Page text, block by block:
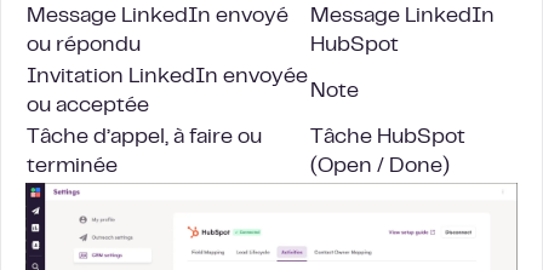
Message LinkedIn envoyé
ou répondu
Message LinkedIn
HubSpot
Invitation LinkedIn envoyée
ou acceptée
Note
Tâche d’appel, à faire ou
terminée
Tâche HubSpot
(Open / Done)